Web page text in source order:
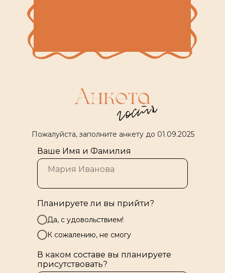
Ваше Имя и Фамилия
Планируете ли вы прийти?
Да, с удовольствием!
К сожалению, не смогу
В каком составе вы планируете
присутствовать?
Пожалуйста, заполните анкету до 01.09.2025